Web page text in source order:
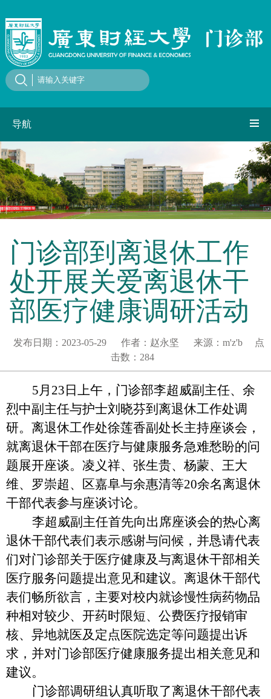
导航
门诊部到离退休工作
处开展关爱离退休干
部医疗健康调研活动
发布日期： 2023-05-29 作者： 赵永坚 来源： m'z'b
点
击数： 284
5 月 23 日上午，门诊部李超威副主任、余
烈中副主任与护士刘晓芬到离退休工作处调
研。离退休工作处徐莲香副处长主持座谈会，
就离退休干部在医疗与健康服务急难愁盼的问
题展开座谈。凌义祥、张生贵、杨蒙、王大
维、罗崇超、区嘉阜与余惠清等20余名离退休
干部代表参与座谈讨论。
李超威副主任首先向出席座谈会的热心离
退休干部代表们表示感谢与问候，并恳请代表
们对门诊部关于医疗健康及与离退休干部相关
医疗服务问题提出意见和建议。离退休干部代
表们畅所欲言，主要对校内就诊慢性病药物品
种相对较少、开药时限短、公费医疗报销审
核、异地就医及定点医院选定等问题提出诉
求，并对门诊部医疗健康服务提出相关意见和
建议。
门诊部调研组认真听取了离退休干部代表